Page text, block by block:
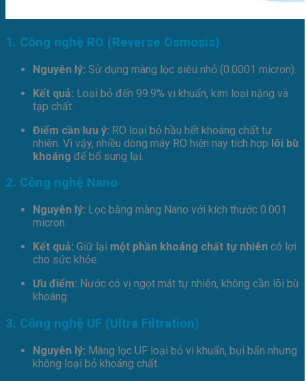
1. Công nghệ RO (Reverse Osmosis)
Nguyên lý: Sử dụng màng lọc siêu nhỏ (0.0001 micron).
Kết quả: Loại bỏ đến 99.9% vi khuẩn, kim loại nặng và
tạp chất.
Điểm cần lưu ý: RO loại bỏ hầu hết khoáng chất tự
nhiên. Vì vậy, nhiều dòng máy RO hiện nay tích hợp lõi bù
khoáng để bổ sung lại.
2. Công nghệ Nano
Nguyên lý: Lọc bằng màng Nano với kích thước 0.001
micron.
Kết quả: Giữ lại một phần khoáng chất tự nhiên có lợi
cho sức khỏe.
Ưu điểm: Nước có vị ngọt mát tự nhiên, không cần lõi bù
khoáng.
3. Công nghệ UF (Ultra Filtration)
Nguyên lý: Màng lọc UF loại bỏ vi khuẩn, bụi bẩn nhưng
không loại bỏ khoáng chất.